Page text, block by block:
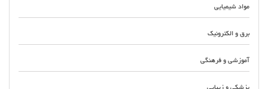
مواد شیمیایی
برق و الکترونیک
آموزشی و فرهنگی